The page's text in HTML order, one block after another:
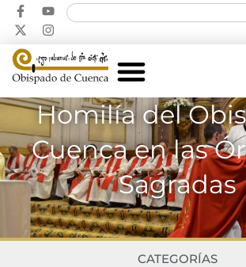
Homilía del
Cuenca en las
Sagradas
CATEGORÍAS